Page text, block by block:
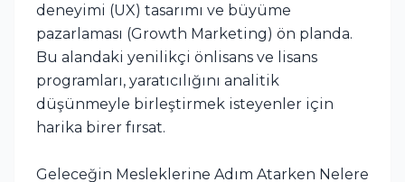
deneyimi (UX) tasarımı ve büyüme
pazarlaması (Growth Marketing) ön planda.
Bu alandaki yenilikçi önlisans ve lisans
programları, yaratıcılığını analitik
düşünmeyle birleştirmek isteyenler için
harika birer fırsat.
Geleceğin Mesleklerine Adım Atarken Nelere